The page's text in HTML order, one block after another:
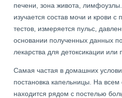
печени, зона живота,
изучается состав мочи и крови
тестов, измеряется пульс,
основании полученных данных
лекарства для детоксикации или
Самая частая в домашних
постановка капельницы. На
находится рядом с постелью